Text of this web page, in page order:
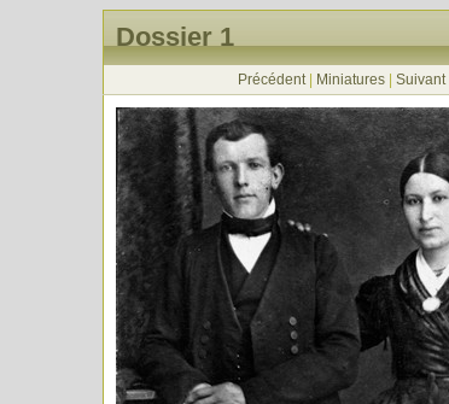
Dossier 1
Précédent| Miniatures Suivant